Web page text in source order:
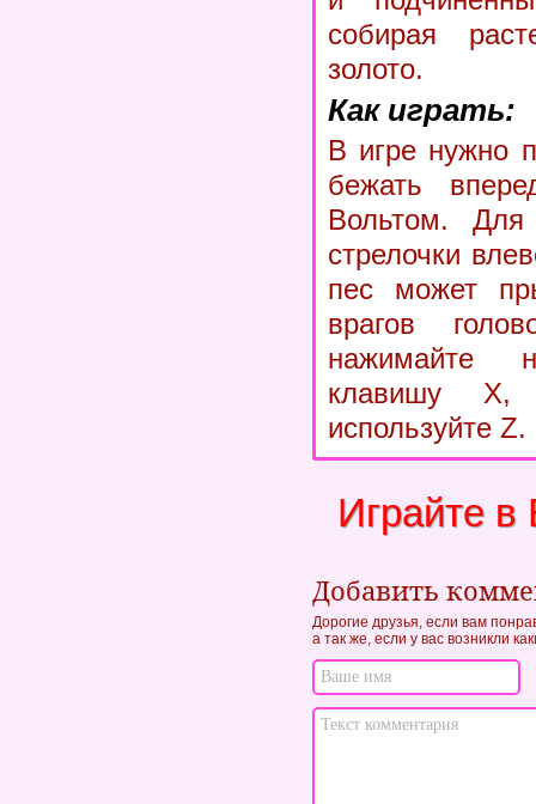
собирая
золото.
Как играть:
В игре нужно
бежать
Вольтом. Для
стрелочки
пес может
врагов
нажимайте
клавишу
используйте Z.
Играйте в
Добавить
Дорогие друзья, если вам
а так же, если у вас возникли